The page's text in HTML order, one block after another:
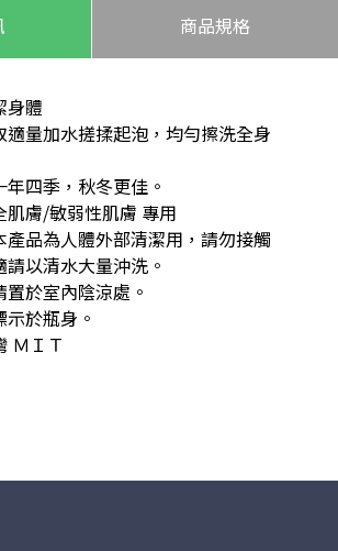
商品規格
身體
量加水搓揉起泡，均勻擦洗全身
四季，秋冬更佳。
膚/敏弱性肌膚 專用
品為人體外部清潔用，請勿接觸
以清水大量沖洗。
於室內陰涼處。
於瓶身。
ＭＩＴ